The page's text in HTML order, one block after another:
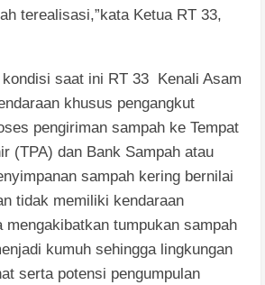
terealisasi,”kata Ketua RT 33,
kondisi saat ini RT 33 Kenali Asam
khusus pengangkut
pengiriman sampah ke Tempat
(TPA) dan Bank Sampah atau
sampah kering bernilai
tidak memiliki kendaraan
mengakibatkan tumpukan sampah
kumuh sehingga lingkungan
serta potensi pengumpulan